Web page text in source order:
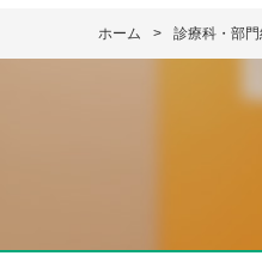
ホーム 診療科・部